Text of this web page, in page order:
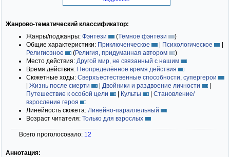
Жанрово-тематический классификатор:
Жанры/поджанры: Фэнтези (Тёмное фэнтези
)
Общие характеристики: Приключенческое | Психологическое
|
Религиозное
(Религия, придуманная автором
)
Место действия: Другой мир, не связанный с нашим
Время действия: Неопределённое время действия
Сюжетные ходы: Сверхъестественные способности, супергерои
| Жизнь после смерти | Двойники и раздвоение личности
|
Путешествие к особой цели
| Культы | Становление/
взросление героя
Линейность сюжета: Линейно-параллельный
Возраст читателя: Только для взрослых
Всего проголосовало: 12
Аннотация: